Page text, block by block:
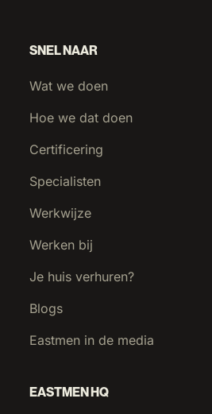
SNEL NAAR
Wat we doen
Hoe we dat doen
Certificering
Specialisten
Werkwijze
Werken bij
Je huis verhuren?
Blogs
Eastmen in de media
EASTMEN HQ